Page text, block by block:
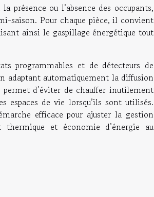
présence ou l’absence des occupants,
saison. Pour chaque pièce, il convient
ainsi le gaspillage énergétique tout
programmables et de détecteurs de
adaptant automatiquement la diffusion
d’éviter de chauffer inutilement
espaces de vie lorsqu’ils sont utilisés.
efficace pour ajuster la gestion
et économie d’énergie au